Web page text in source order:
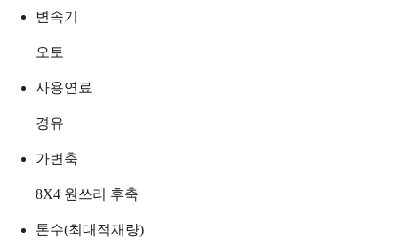
변속기
오토
사용연료
경유
가변축
8X4 원쓰리 후축
톤수(최대적재량)